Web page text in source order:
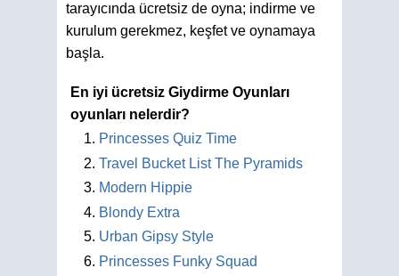
tarayıcında ücretsiz de oyna; indirme ve
kurulum gerekmez, keşfet ve oynamaya
başla.
En iyi ücretsiz Giydirme Oyunları
oyunları nelerdir?
Princesses Quiz Time
Travel Bucket List The Pyramids
Modern Hippie
Blondy Extra
Urban Gipsy Style
Princesses Funky Squad